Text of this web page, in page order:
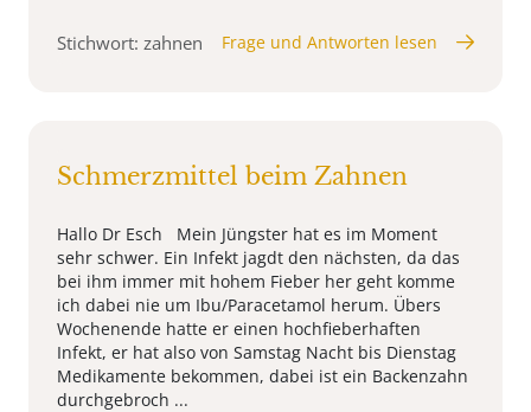
Stichwort: zahnen Frage und Antworten lesen
Schmerzmittel beim Zahnen
Hallo Dr Esch Mein Jüngster hat es im Moment
sehr schwer. Ein Infekt jagdt den nächsten, da das
bei ihm immer mit hohem Fieber her geht komme
ich dabei nie um Ibu/Paracetamol herum. Übers
Wochenende hatte er einen hochfieberhaften
Infekt, er hat also von Samstag Nacht bis Dienstag
Medikamente bekommen, dabei ist ein Backenzahn
durchgebroch ...